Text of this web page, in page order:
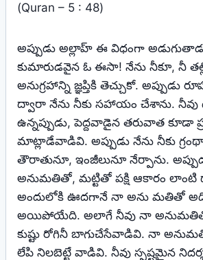
(Quran – 5 : 48)
అప్పుడు అల్లాహ్‌ ఈ విధంగా
కుమారుడవైన ఓ ఈసా! నేను నీకూ, నీ
అనుగ్రహాన్ని జ్ఞప్తికి తెచ్చుకో. అప్పుడు
ద్వారా నేను నీకు సహాయం చేశాను.
ఉన్నప్పుడు, పెద్దవాడైన తరువాత కూడా
మాట్లాడేవాడివి. అప్పుడు నేను నీకు
తౌరాతునూ, ఇంజీలునూ నేర్పాను.
అనుమతితో, మట్టితో పక్షి ఆకారం
అందులోకి ఊదగానే నా అను మతితో అది
అయిపోయేది. అలాగే నీవు నా అనుమతితో
కుష్టు రోగినీ బాగుచేసేవాడివి. నా
లేపి నిలబెట్టే వాడివి. నీవు స్పష్టమైన